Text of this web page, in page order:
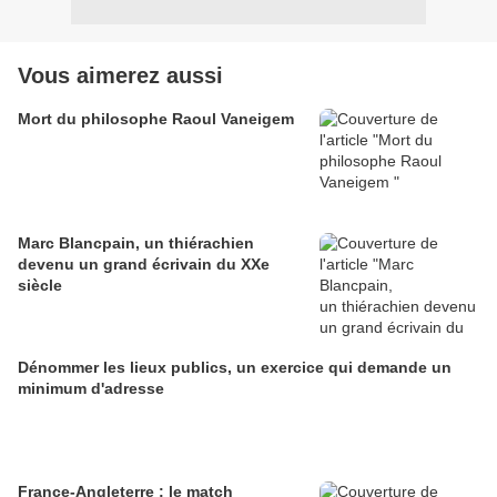
Vous aimerez aussi
Mort du philosophe Raoul Vaneigem
Marc Blancpain, un thiérachien
devenu un grand écrivain du XXe
siècle
Dénommer les lieux publics, un exercice qui demande un
minimum d'adresse
France-Angleterre : le match